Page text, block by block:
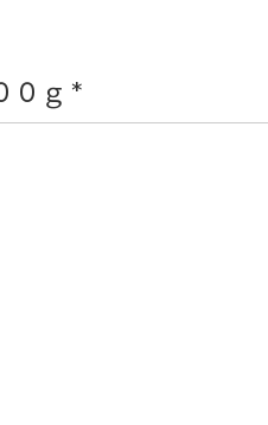
ｇ *